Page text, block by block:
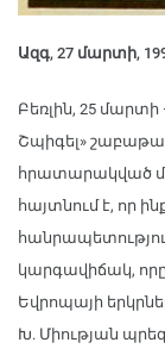
Ազգ, 27 մարտի,
Բեռլին, 25
Շպիգել»
հրատարակված
հայտնում է, որ
կարգավիճակ,
Եվրոպայի
Խ. Միության